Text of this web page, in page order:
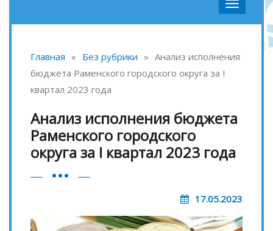
Главная » Без рубрики » Анализ исполнения
бюджета Раменского городского округа за I
квартал 2023 года
Анализ исполнения бюджета
Раменского городского
округа за I квартал 2023 года
17.05.2023